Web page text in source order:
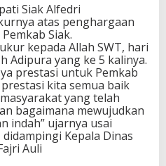
Siak Alfedri
atas penghargaan
Siak.
kepada Allah SWT, hari
Adipura yang ke 5 kalinya.
prestasi untuk Pemkab
kita semua baik
yang telah
bagaimana mewujudkan
indah” ujarnya usai
Kepala Dinas
Auli